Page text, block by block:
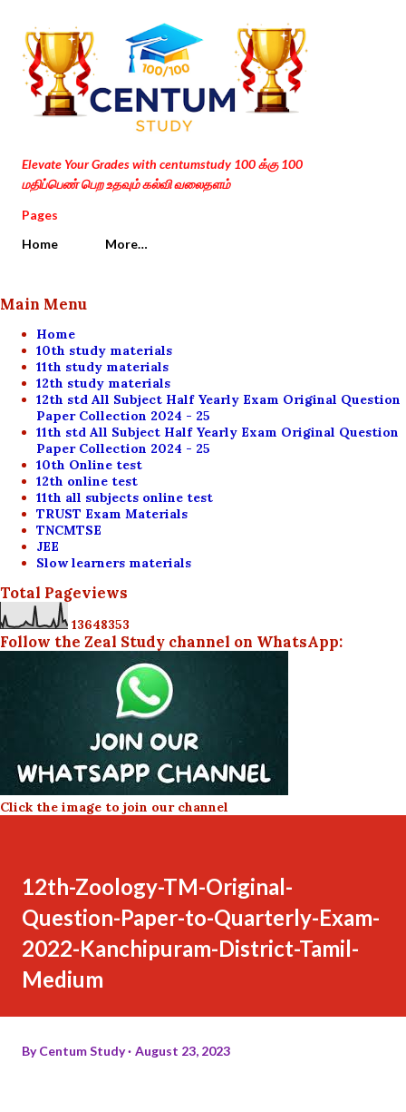
Skip to main content
Elevate Your Grades with centumstudy 100 க்கு 100
மதிப்பெண் பெற உதவும் கல்வி வலைதளம்
Pages
Home
More…
Main Menu
Home
10th study materials
11th study materials
12th study materials
12th std All Subject Half Yearly Exam Original Question
Paper Collection 2024 - 25
11th std All Subject Half Yearly Exam Original Question
Paper Collection 2024 - 25
10th Online test
12th online test
11th all subjects online test
TRUST Exam Materials
TNCMTSE
JEE
Slow learners materials
Total Pageviews
13648353
Follow the Zeal Study channel on WhatsApp:
Click the image to join our channel
12th-Zoology-TM-Original-
Question-Paper-to-Quarterly-Exam-
2022-Kanchipuram-District-Tamil-
Medium
ByCentum Study August 23, 2023